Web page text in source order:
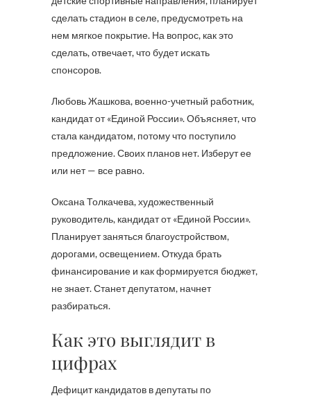
сделать стадион в селе, предусмотреть на
нем мягкое покрытие. На вопрос, как это
сделать, отвечает, что будет искать
спонсоров.
Любовь Жашкова, военно-учетный работник,
кандидат от «Единой России». Объясняет, что
стала кандидатом, потому что поступило
предложение. Своих планов нет. Изберут ее
или нет — все равно.
Оксана Толкачева, художественный
руководитель, кандидат от «Единой России».
Планирует заняться благоустройством,
дорогами, освещением. Откуда брать
финансирование и как формируется бюджет,
не знает. Станет депутатом, начнет
разбираться.
Как это выглядит в
цифрах
Дефицит кандидатов в депутаты по